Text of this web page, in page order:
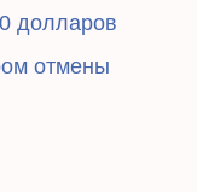
долларов
отмены